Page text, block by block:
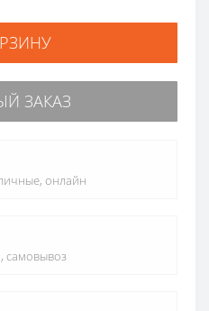
ЗАКАЗ
онлайн
самовывоз